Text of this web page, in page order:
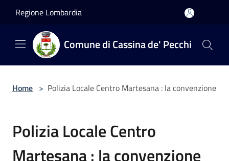
Regione Lombardia
Comune di Cassina de' Pecchi
Home > Polizia Locale Centro Martesana : la convenzione
Polizia Locale Centro
Martesana : la convenzione